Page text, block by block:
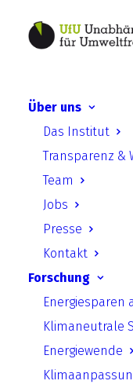
Über uns
Das Institut
Transparenz &
Team
Jobs
Presse
Kontakt
Forschung
Energiesparen
Klimaneutrale
Energiewende
Results